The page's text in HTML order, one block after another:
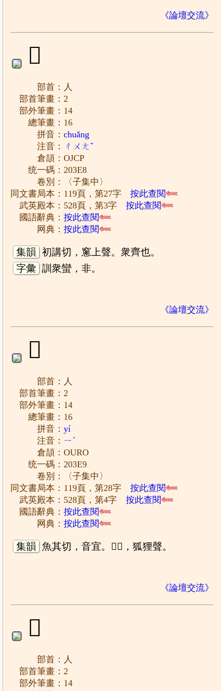
《論壇交流》
𠏨
部首：人
部首筆畫：2
部外筆畫：14
總筆畫：16
拼音：chuǎng
注音：
ㄔㄨㄤˇ
倉頡：OJCP
统一碼：203E8
卷別：〈子集中〉
同文書局本：119頁，第27字按此查閱
武英殿本：528頁，第3字按此查閱
國語辭典：按此查閱
网典：按此查閱
集韻 初講切，窻上聲。衆齊也。
字彙 訓衆蠻，非。
《論壇交流》
𠏩
部首：人
部首筆畫：2
部外筆畫：14
總筆畫：16
拼音：yí
注音： ㄧˊ
倉頡：OURO
统一碼：203E9
卷別：〈子集中〉
同文書局本：119頁，第28字按此查閱
武英殿本：528頁，第4字按此查閱
國語辭典：按此查閱
网典：按此查閱
集韻 魚其切，音宜。𠏩𠏩，狐狸聲。
《論壇交流》
𠏪
部首：人
部首筆畫：2
部外筆畫：14